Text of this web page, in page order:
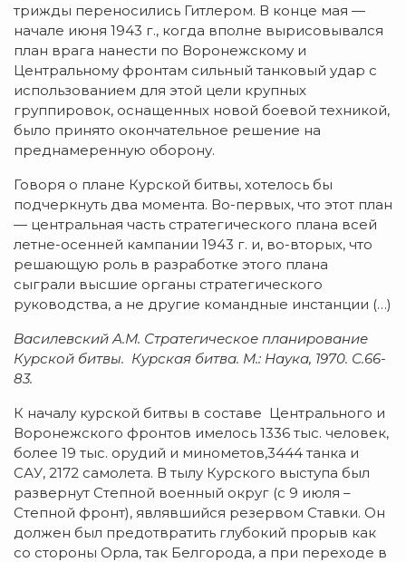
трижды переносились Гитлером. В конце мая —
начале июня 1943 г., когда вполне вырисовывался
план врага нанести по Воронежскому и
Центральному фронтам сильный танковый удар с
использованием для этой цели крупных
группировок, оснащенных новой боевой техникой,
было принято окончательное решение на
преднамеренную оборону.
Говоря о плане Курской битвы, хотелось бы
подчеркнуть два момента. Во-первых, что этот план
— центральная часть стратегического плана всей
летне-осенней кампании 1943 г. и, во-вторых, что
решающую роль в разработке этого плана
сыграли высшие органы стратегического
руководства, а не другие командные инстанции (…)
Василевский А.М. Стратегическое планирование
Курской битвы. Курская битва. М.: Наука, 1970. С.66-
83.
К началу курской битвы в составе Центрального и
Воронежского фронтов имелось 1336 тыс. человек,
более 19 тыс. орудий и минометов,3444 танка и
САУ, 2172 самолета. В тылу Курского выступа был
развернут Степной военный округ (с 9 июля –
Степной фронт), являвшийся резервом Ставки. Он
должен был предотвратить глубокий прорыв как
со стороны Орла, так Белгорода, а при переходе в